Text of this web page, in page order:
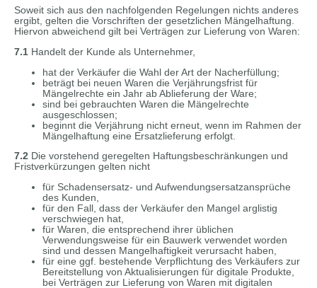
Soweit sich aus den nachfolgenden Regelungen nichts anderes
ergibt, gelten die Vorschriften der gesetzlichen Mängelhaftung.
Hiervon abweichend gilt bei Verträgen zur Lieferung von Waren:
7.1 Handelt der Kunde als Unternehmer,
hat der Verkäufer die Wahl der Art der Nacherfüllung;
beträgt bei neuen Waren die Verjährungsfrist für
Mängelrechte ein Jahr ab Ablieferung der Ware;
sind bei gebrauchten Waren die Mängelrechte
ausgeschlossen;
beginnt die Verjährung nicht erneut, wenn im Rahmen der
Mängelhaftung eine Ersatzlieferung erfolgt.
7.2 Die vorstehend geregelten Haftungsbeschränkungen und
Fristverkürzungen gelten nicht
für Schadensersatz- und Aufwendungsersatzansprüche
des Kunden,
für den Fall, dass der Verkäufer den Mangel arglistig
verschwiegen hat,
für Waren, die entsprechend ihrer üblichen
Verwendungsweise für ein Bauwerk verwendet worden
sind und dessen Mangelhaftigkeit verursacht haben,
für eine ggf. bestehende Verpflichtung des Verkäufers zur
Bereitstellung von Aktualisierungen für digitale Produkte,
bei Verträgen zur Lieferung von Waren mit digitalen